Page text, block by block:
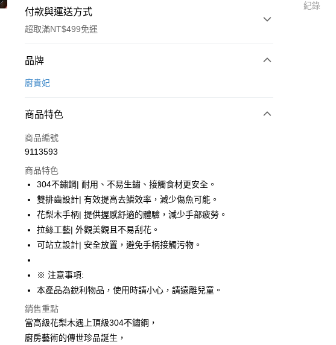
付款與運送方式
超取滿NT$499免運
付款方式
信用卡一次付款
Apple Pay
街口支付
悠遊付
AFTEE先享後付
相關說明
【關於「AFTEE先享後付」】
便利好安心！
１．簡單：不需註冊會員、不需綁卡、不需儲值。
２．便利：只要手機號碼，簡訊認證，即可結帳。
３．安心：先確認商品／服務後，再付款。
【「AFTEE先享後付」結帳流程】
１．於結帳方式選擇「AFTEE先享後付」後，將跳轉至「AFTEE先享後
付」結帳頁面，進行簡訊認證並確認金額後，即可完成結帳。
ATM付款
運送方式
全家取貨付款
每筆NT$60，滿NT$499(含以上)免運費
品牌
廚貴妃
商品特色
商品編號
9113593
商品特色
304不鏽鋼| 耐用、不易生鏽、接觸食材更安全。
雙排齒設計| 有效提高去鱗效率，減少傷魚可能。
花梨木手柄| 提供握感舒適的體驗，減少手部疲勞。
拉絲工藝| 外觀美觀且不易刮花。
可站立設計| 安全放置，避免手柄接觸污物。
※ 注意事項:
本產品為銳利物品，使用時請小心，請遠離兒童。
銷售重點
當高級花梨木遇上頂級304不鏽鋼，
廚房藝術的傳世珍品誕生，
紀錄